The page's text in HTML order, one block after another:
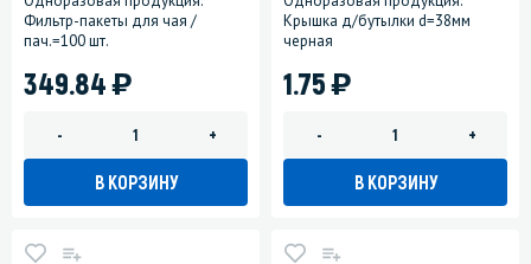
Фильтр-пакеты для чая /
пач.=100 шт.
349.84)
- +
В КОРЗИНУ
Крышка д/бутылки d=38мм
черная
1.75)
- +
В КОРЗИНУ